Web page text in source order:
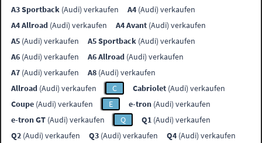
A3 Sportback (Audi) verkaufen A4 (Audi) verkaufen
A4 Allroad (Audi) verkaufen A4 Avant (Audi) verkaufen
A5 (Audi) verkaufen A5 Sportback (Audi) verkaufen
A6 (Audi) verkaufen A6 Allroad (Audi) verkaufen
A7 (Audi) verkaufen A8 (Audi) verkaufen
Allroad (Audi) verkaufen C Cabriolet (Audi) verkaufen
Coupe (Audi) verkaufen E e-tron (Audi) verkaufen
e-tron GT (Audi) verkaufen Q Q1 (Audi) verkaufen
Q2 (Audi) verkaufen Q3 (Audi) verkaufen Q4 (Audi) verkaufen